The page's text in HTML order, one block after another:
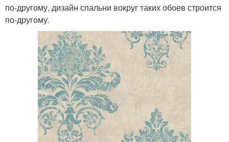
по-другому, дизайн спальни вокруг таких обоев строится
по-другому.